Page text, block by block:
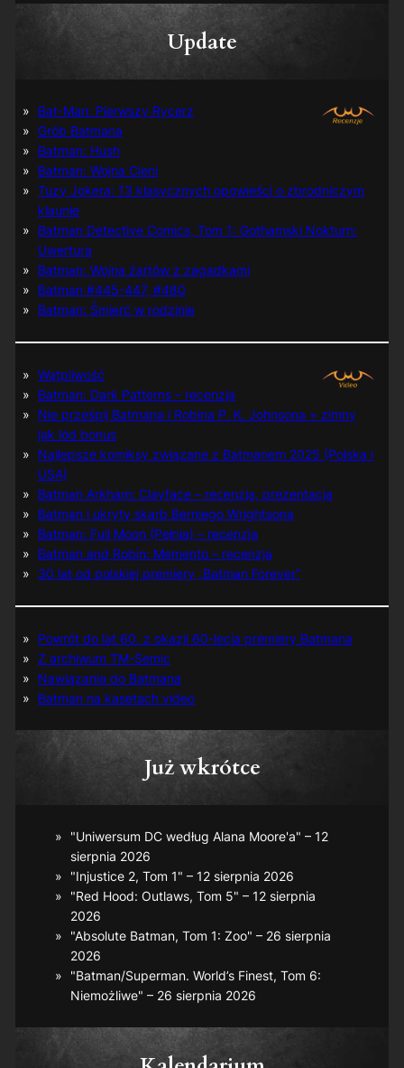
Update
Bat-Man: Pierwszy Rycerz
Grób Batmana
Batman: Hush
Batman: Wojna Cieni
Tuzy Jokera: 13 klasycznych opowieści o zbrodniczym
klaunie
Batman Detective Comics, Tom 1: Gothamski Nokturn:
Uwertura
Batman: Wojna żartów z zagadkami
Batman #445-447, #480
Batman: Śmierć w rodzinie
Wątpliwość
Batman: Dark Patterns – recenzja
Nie prześpij Batmana i Robina P. K. Johnsona + zimny
jak lód bonus
Najlepsze komiksy związane z Batmanem 2025 (Polska i
USA)
Batman Arkham: Clayface – recenzja, prezentacja
Batman i ukryty skarb Berniego Wrightsona
Batman: Full Moon (Pełnia) – recenzja
Batman and Robin: Memento – recenzja
30 lat od polskiej premiery „Batman Forever”
Powrót do lat 60. z okazji 60-lecia premiery Batmana
Z archiwum TM-Semic
Nawiązania do Batmana
Batman na kasetach video
Już wkrótce
"Uniwersum DC według Alana Moore'a" – 12
sierpnia 2026
"Injustice 2, Tom 1" – 12 sierpnia 2026
"Red Hood: Outlaws, Tom 5" – 12 sierpnia
2026
"Absolute Batman, Tom 1: Zoo" – 26 sierpnia
2026
"Batman/Superman. World’s Finest, Tom 6:
Niemożliwe" – 26 sierpnia 2026